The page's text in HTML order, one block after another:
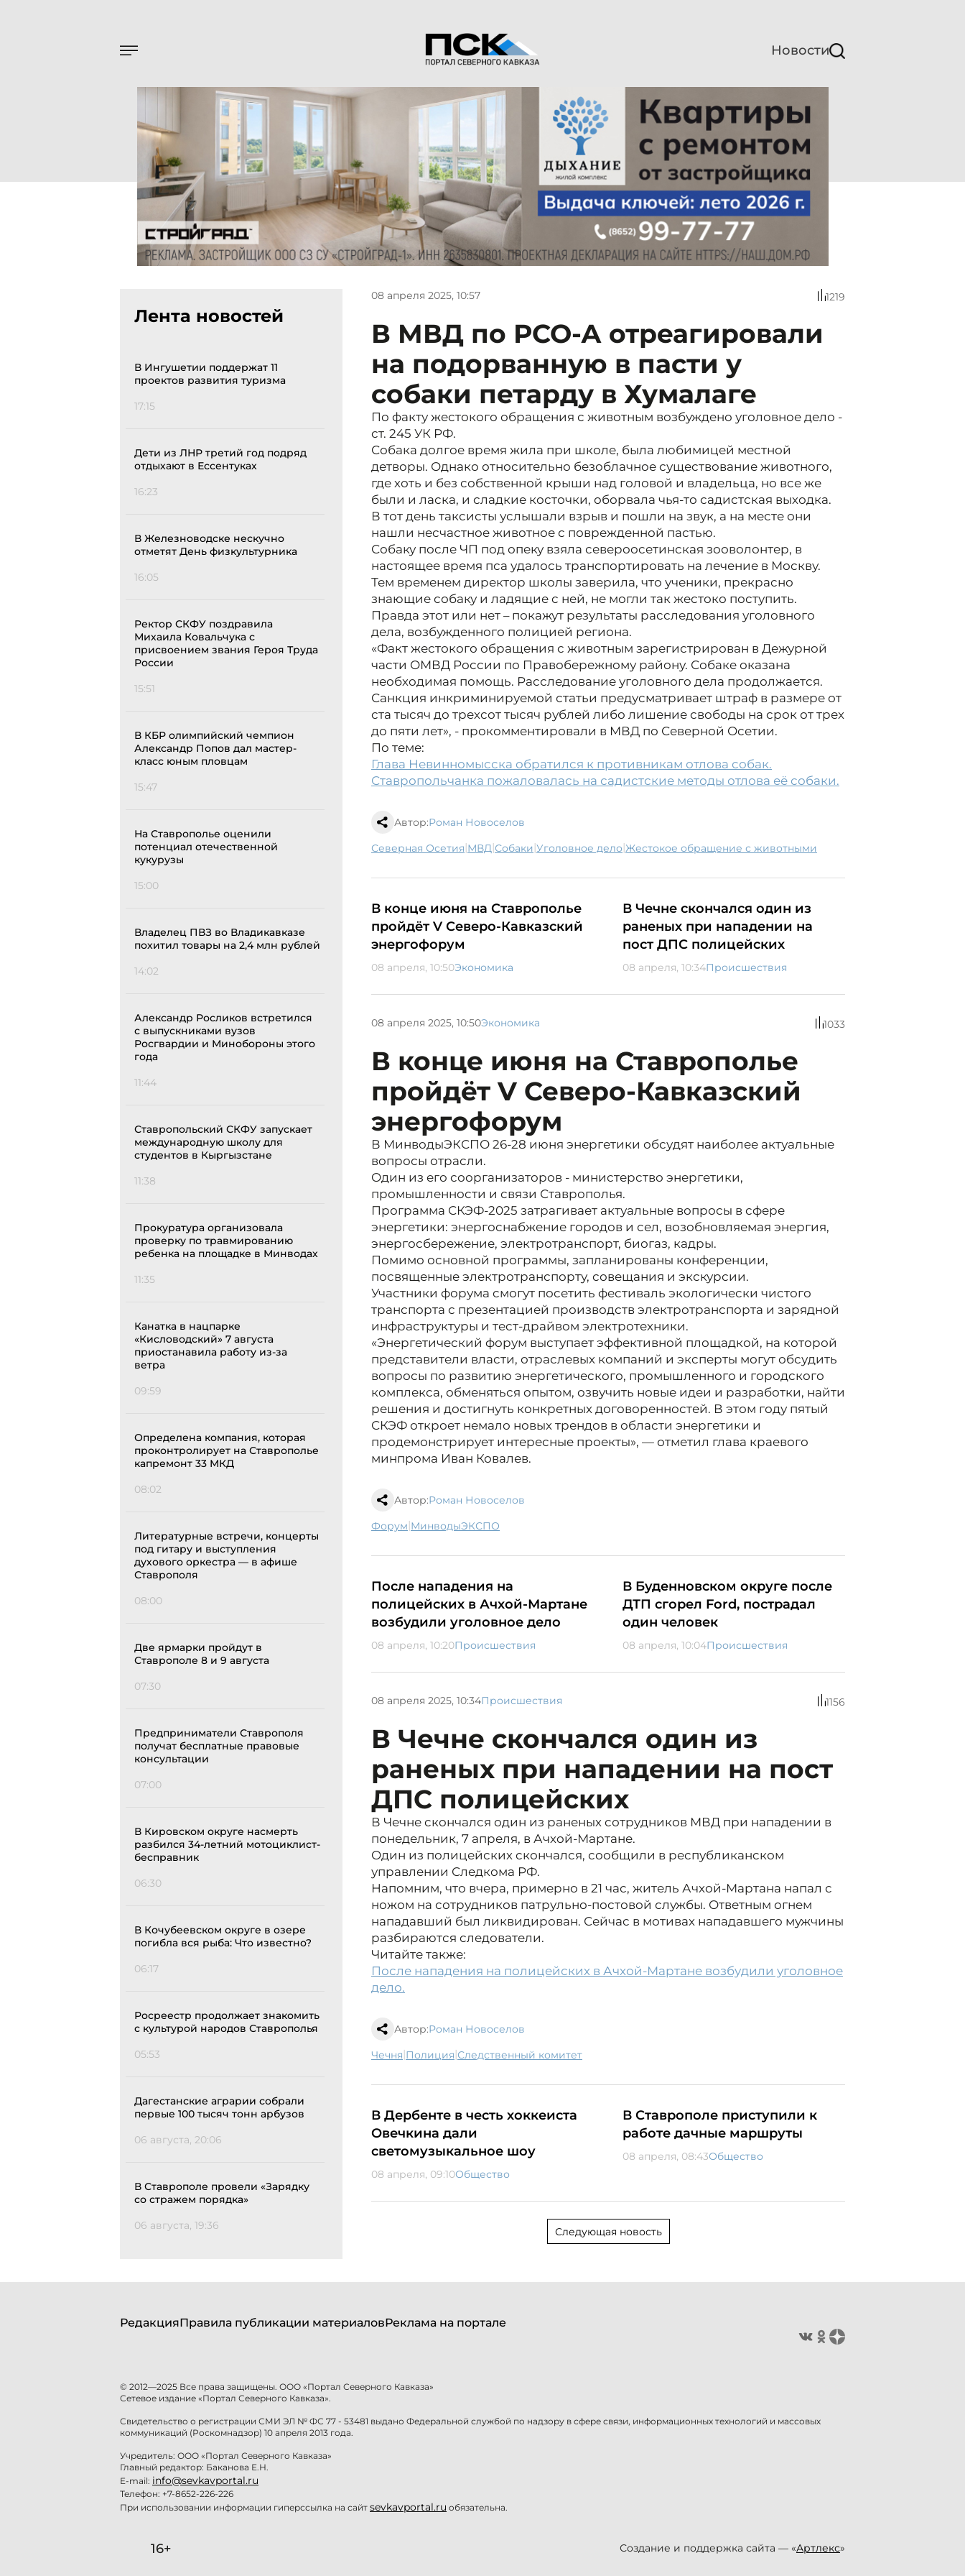
Новости
Лента новостей
В Ингушетии поддержат 11
проектов развития туризма
17:15
Дети из ЛНР третий год подряд
отдыхают в Ессентуках
16:23
В Железноводске нескучно
отметят День физкультурника
16:05
Ректор СКФУ поздравила
Михаила Ковальчука с
присвоением звания Героя Труда
России
15:51
В КБР олимпийский чемпион
Александр Попов дал мастер-
класс юным пловцам
15:47
На Ставрополье оценили
потенциал отечественной
кукурузы
15:00
Владелец ПВЗ во Владикавказе
похитил товары на 2,4 млн рублей
14:02
Александр Росликов встретился
с выпускниками вузов
Росгвардии и Минобороны этого
года
11:44
Ставропольский СКФУ запускает
международную школу для
студентов в Кыргызстане
11:38
Прокуратура организовала
проверку по травмированию
ребенка на площадке в Минводах
11:35
Канатка в нацпарке
«Кисловодский» 7 августа
приостанавила работу из-за
ветра
09:59
Определена компания, которая
проконтролирует на Ставрополье
капремонт 33 МКД
08:02
Литературные встречи, концерты
под гитару и выступления
духового оркестра — в афише
Ставрополя
08:00
Две ярмарки пройдут в
Ставрополе 8 и 9 августа
07:30
Предприниматели Ставрополя
получат бесплатные правовые
консультации
07:00
В Кировском округе насмерть
разбился 34-летний мотоциклист-
бесправник
06:30
В Кочубеевском округе в озере
погибла вся рыба: Что известно?
06:17
Росреестр продолжает знакомить
с культурой народов Ставрополья
05:53
Дагестанские аграрии собрали
первые 100 тысяч тонн арбузов
06 августа, 20:06
В Ставрополе провели «Зарядку
со стражем порядка»
06 августа, 19:36
08 апреля 2025, 10:57 1219
В МВД по РСО-А отреагировали
на подорванную в пасти у
собаки петарду в Хумалаге
По факту жестокого обращения с животным возбуждено уголовное дело -
ст. 245 УК РФ.
Собака долгое время жила при школе, была любимицей местной
детворы. Однако относительно безоблачное существование животного,
где хоть и без собственной крыши над головой и владельца, но все же
были и ласка, и сладкие косточки, оборвала чья-то садистская выходка.
В тот день таксисты услышали взрыв и пошли на звук, а на месте они
нашли несчастное животное с поврежденной пастью.
Собаку после ЧП под опеку взяла североосетинская зооволонтер, в
настоящее время пса удалось транспортировать на лечение в Москву.
Тем временем директор школы заверила, что ученики, прекрасно
знающие собаку и ладящие с ней, не могли так жестоко поступить.
Правда этот или нет – покажут результаты расследования уголовного
дела, возбужденного полицией региона.
«Факт жестокого обращения с животным зарегистрирован в Дежурной
части ОМВД России по Правобережному району. Собаке оказана
необходимая помощь. Расследование уголовного дела продолжается.
Санкция инкриминируемой статьи предусматривает штраф в размере от
ста тысяч до трехсот тысяч рублей либо лишение свободы на срок от трех
до пяти лет», - прокомментировали в МВД по Северной Осетии.
По теме:
Глава Невинномысска обратился к противникам отлова собак.
Ставропольчанка пожаловалась на садистские методы отлова её собаки.
Автор:Роман Новоселов
Северная Осетия| МВД| собаки| уголовное дело| жестокое обращение с животными
В конце июня на Ставрополье
пройдёт V Северо-Кавказский
энергофорум
08 апреля, 10:50Экономика
В Чечне скончался один из
раненых при нападении на
пост ДПС полицейских
08 апреля, 10:34Происшествия
08 апреля 2025, 10:50Экономика 1033
В конце июня на Ставрополье
пройдёт V Северо-Кавказский
энергофорум
В МинводыЭКСПО 26-28 июня энергетики обсудят наиболее актуальные
вопросы отрасли.
Один из его соорганизаторов - министерство энергетики,
промышленности и связи Ставрополья.
Программа СКЭФ-2025 затрагивает актуальные вопросы в сфере
энергетики: энергоснабжение городов и сел, возобновляемая энергия,
энергосбережение, электротранспорт, биогаз, кадры.
Помимо основной программы, запланированы конференции,
посвященные электротранспорту, совещания и экскурсии.
Участники форума смогут посетить фестиваль экологически чистого
транспорта с презентацией производств электротранспорта и зарядной
инфраструктуры и тест-драйвом электротехники.
«Энергетический форум выступает эффективной площадкой, на которой
представители власти, отраслевых компаний и эксперты могут обсудить
вопросы по развитию энергетического, промышленного и городского
комплекса, обменяться опытом, озвучить новые идеи и разработки, найти
решения и достигнуть конкретных договоренностей. В этом году пятый
СКЭФ откроет немало новых трендов в области энергетики и
продемонстрирует интересные проекты», — отметил глава краевого
минпрома Иван Ковалев.
Автор:Роман Новоселов
форум| МинводыЭКСПО
После нападения на
полицейских в Ачхой-Мартане
возбудили уголовное дело
08 апреля, 10:20Происшествия
В Буденновском округе после
ДТП сгорел Ford, пострадал
один человек
08 апреля, 10:04Происшествия
08 апреля 2025, 10:34Происшествия 1156
В Чечне скончался один из
раненых при нападении на пост
ДПС полицейских
В Чечне скончался один из раненых сотрудников МВД при нападении в
понедельник, 7 апреля, в Ачхой-Мартане.
Один из полицейских скончался, сообщили в республиканском
управлении Следкома РФ.
Напомним, что вчера, примерно в 21 час, житель Ачхой-Мартана напал с
ножом на сотрудников патрульно-постовой службы. Ответным огнем
нападавший был ликвидирован. Сейчас в мотивах нападавшего мужчины
разбираются следователи.
Читайте также:
После нападения на полицейских в Ачхой-Мартане возбудили уголовное
дело.
Автор:Роман Новоселов
Чечня| полиция| следственный комитет
В Дербенте в честь хоккеиста
Овечкина дали
светомузыкальное шоу
08 апреля, 09:10Общество
В Ставрополе приступили к
работе дачные маршруты
08 апреля, 08:43Общество
Следующая новость
РедакцияПравила публикации материаловРеклама на портале
© 2012—2025 Все права защищены. ООО «Портал Северного Кавказа»
Сетевое издание «Портал Северного Кавказа».
Свидетельство о регистрации СМИ ЭЛ № ФС 77 - 53481 выдано Федеральной службой по надзору в сфере связи, информационных технологий и массовых
коммуникаций (Роскомнадзор) 10 апреля 2013 года.
Учредитель: ООО «Портал Северного Кавказа»
Главный редактор: Баканова Е.Н.
E-mail: info@sevkavportal.ru
Телефон: +7-8652-226-226
При использовании информации гиперссылка на сайт sevkavportal.ru обязательна.
16+ Создание и поддержка сайта — «Артлекс»